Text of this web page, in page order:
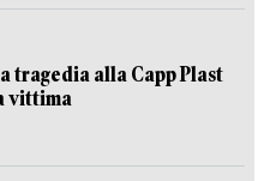
tragedia alla Capp Plast
vittima